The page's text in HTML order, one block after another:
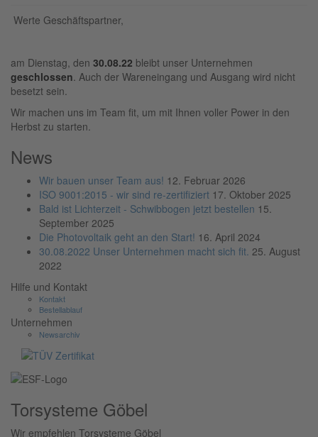
Werte Geschäftspartner,
am Dienstag, den 30.08.22 bleibt unser Unternehmen
geschlossen. Auch der Wareneingang und Ausgang wird nicht
besetzt sein.
Wir machen uns im Team fit, um mit Ihnen voller Power in den
Herbst zu starten.
News
Wir bauen unser Team aus! 12. Februar 2026
ISO 9001:2015 - wir sind re-zertifiziert 17. Oktober 2025
Bald ist Lichterzeit - Schwibbogen jetzt bestellen 15.
September 2025
Die Photovoltaik geht an den Start! 16. April 2024
30.08.2022 Unser Unternehmen macht sich fit. 25. August
2022
Hilfe und Kontakt
Kontakt
Bestellablauf
Unternehmen
Newsarchiv
Torsysteme Göbel
Wir empfehlen Torsysteme Göbel